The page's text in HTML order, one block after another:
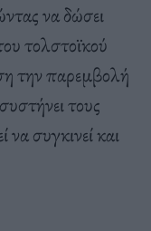
να δώσει
τολστοϊκού
την παρεμβολή
τους
να συγκινεί και